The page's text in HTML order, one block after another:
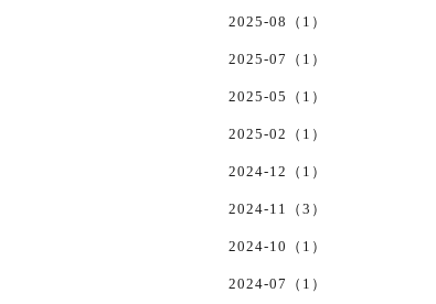
2025-08（1）
2025-07（1）
2025-05（1）
2025-02（1）
2024-12（1）
2024-11（3）
2024-10（1）
2024-07（1）